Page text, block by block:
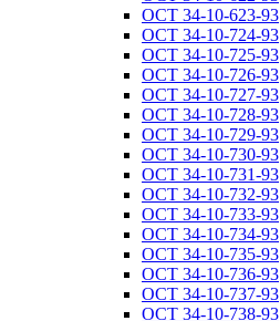
ОСТ 34-10-623-93
ОСТ 34-10-724-93
ОСТ 34-10-725-93
ОСТ 34-10-726-93
ОСТ 34-10-727-93
ОСТ 34-10-728-93
ОСТ 34-10-729-93
ОСТ 34-10-730-93
ОСТ 34-10-731-93
ОСТ 34-10-732-93
ОСТ 34-10-733-93
ОСТ 34-10-734-93
ОСТ 34-10-735-93
ОСТ 34-10-736-93
ОСТ 34-10-737-93
ОСТ 34-10-738-93